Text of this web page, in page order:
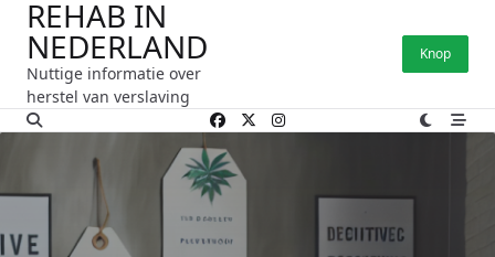
naar
inhoud
REHAB IN
NEDERLAND
Nuttige informatie over
herstel van verslaving
Knop